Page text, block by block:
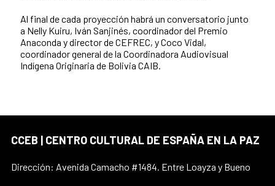
Al final de cada proyección habrá un conversatorio junto
a Nelly Kuiru, Iván Sanjinés, coordinador del Premio
Anaconda y director de CEFREC, y Coco Vidal,
coordinador general de la Coordinadora Audiovisual
Indígena Originaria de Bolivia CAIB.
CCEB | CENTRO CULTURAL DE ESPAÑA EN LA PAZ
Dirección: Avenida Camacho #1484. Entre Loayza y Bueno